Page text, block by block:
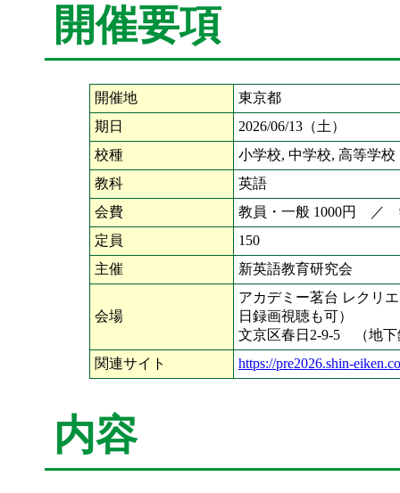
開催要項
開催地
東京都
期日
2026/06/13（土）
校種
小学校, 中学校, 高等学校
教科
英語
会費
教員・一般 1000円 ／
定員
150
主催
新英語教育研究会
会場
アカデミー茗台 レクリ
日録画視聴も可）
文京区春日2-9-5 （地下
関連サイト
https://pre2026.shin-
内容